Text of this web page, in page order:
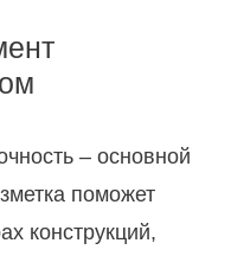
– основной
поможет
конструкций,